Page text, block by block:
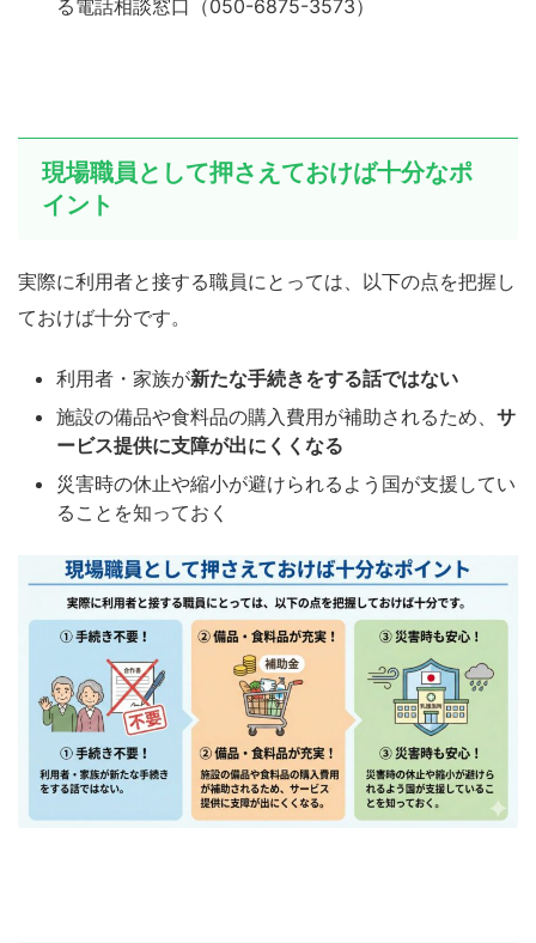
る電話相談窓口（050-6875-3573）
現場職員として押さえておけば十分なポ
イント
実際に利用者と接する職員にとっては、以下の点を把握し
ておけば十分です。
利用者・家族が新たな手続きをする話ではない
施設の備品や食料品の購入費用が補助されるため、 サ
ービス提供に支障が出にくくなる
災害時の休止や縮小が避けられるよう国が支援してい
ることを知っておく